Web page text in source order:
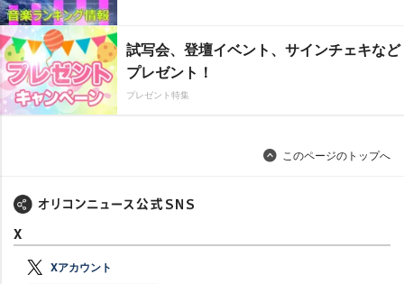
試写会、登壇イベント、サインチェキなど
プレゼント！
プレゼント特集
このページのトップへ
X
Xアカウント